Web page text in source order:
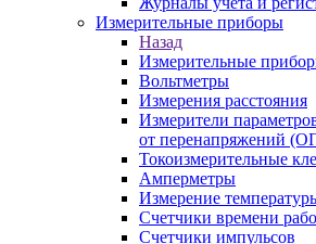
Измерительные приборы
Назад
Измерительные
Вольтметры
Измерения расстояния
Измерители
от перенапряжений
Токоизмерительные
Амперметры
Измерение
Счетчики времени
Счетчики импульсов